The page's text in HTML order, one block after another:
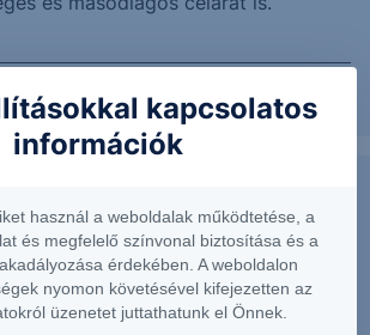
- 2024/52-napi
az előzetes várakozásokkal
kapcsolatos
információk
használ a weboldalak működtetése, a
és megfelelő színvonal biztosítása és a
érdekében. A weboldalon
nyomon követésével kifejezetten az
üzenetet juttathatunk el Önnek.